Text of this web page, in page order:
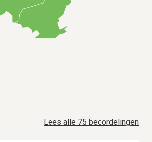
Lees alle 75 beoordelingen